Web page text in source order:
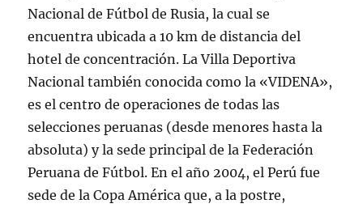
Nacional de Fútbol de Rusia, la cual se
encuentra ubicada a 10 km de distancia del
hotel de concentración. La Villa Deportiva
Nacional también conocida como la «VIDENA»,
es el centro de operaciones de todas las
selecciones peruanas (desde menores hasta la
absoluta) y la sede principal de la Federación
Peruana de Fútbol. En el año 2004, el Perú fue
sede de la Copa América que, a la postre,